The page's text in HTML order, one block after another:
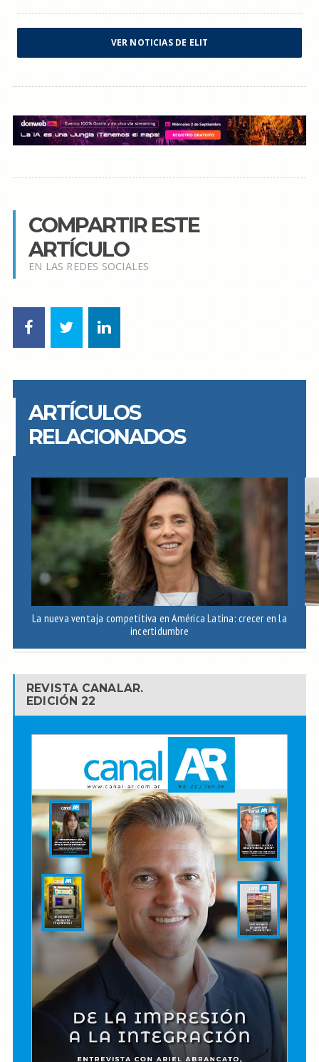
VER NOTICIAS DE ELIT
COMPARTIR ESTE
ARTÍCULO
EN LAS REDES SOCIALES
ARTÍCULOS
RELACIONADOS
La nueva ventaja competitiva en América Latina: crecer en la
incertidumbre
REVISTA CANALAR.
EDICIÓN 22